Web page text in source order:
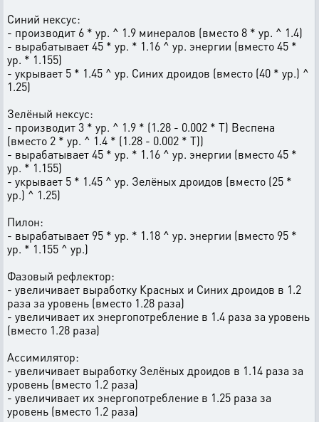
Синий нексус:
- производит 6 * ур. ^ 1.9 минералов (вместо 8 * ур. ^ 1.4)
- вырабатывает 45 * ур. * 1.16 ^ ур. энергии (вместо 45 *
ур. * 1.155)
- укрывает 5 * 1.45 ^ ур. Синих дроидов (вместо (40 * ур.) ^
1.25)
Зелёный нексус:
- производит 3 * ур. ^ 1.9 * (1.28 - 0.002 * Т) Веспена
(вместо 2 * ур. ^ 1.4 * (1.28 - 0.002 * Т))
- вырабатывает 45 * ур. * 1.16 ^ ур. энергии (вместо 45 *
ур. * 1.155)
- укрывает 5 * 1.45 ^ ур. Зелёных дроидов (вместо (25 *
ур.) ^ 1.25)
Пилон:
- вырабатывает 95 * ур. * 1.18 ^ ур. энергии (вместо 95 *
ур. * 1.155 ^ ур.)
Фазовый рефлектор:
- увеличивает выработку Красных и Синих дроидов в 1.2
раза за уровень (вместо 1.28 раза)
- увеличивает их энергопотребление в 1.4 раза за уровень
(вместо 1.28 раза)
Ассимилятор:
- увеличивает выработку Зелёных дроидов в 1.14 раза за
уровень (вместо 1.2 раза)
- увеличивает их энергопотребление в 1.25 раза за
уровень (вместо 1.2 раза)